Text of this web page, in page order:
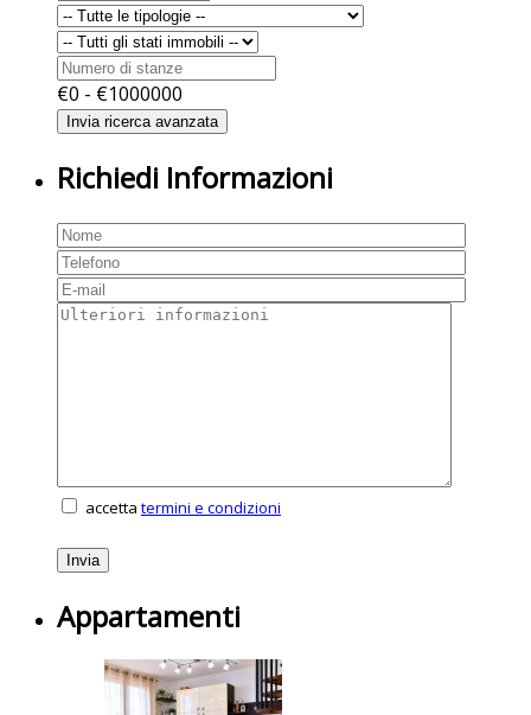
€0 - €1000000
Richiedi Informazioni
accetta termini e condizioni
Appartamenti